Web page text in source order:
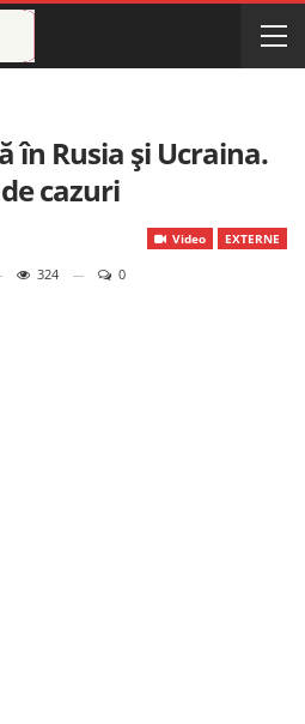
în Rusia și Ucraina.
cazuri
Video EXTERNE
324 0